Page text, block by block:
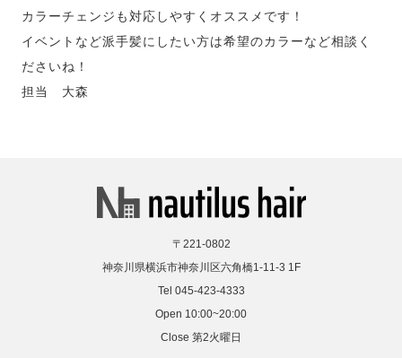
カラーチェンジも対応しやすくオススメです！
イベントなど派手髪にしたい方は希望のカラーなど相談く
ださいね！
担当 大森
〒221-0802
神奈川県横浜市神奈川区六角橋1-11-3 1F
Tel 045-423-4333
Open 10:00~20:00
Close 第2火曜日